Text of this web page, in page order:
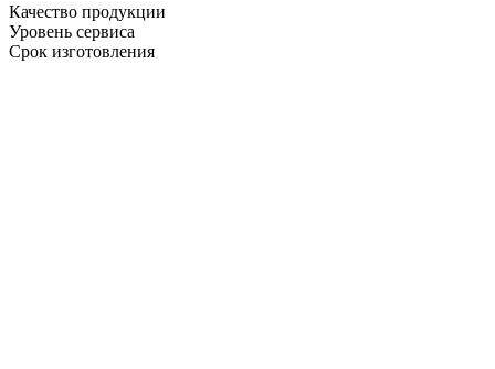
Качество продукции
Уровень сервиса
Срок изготовления